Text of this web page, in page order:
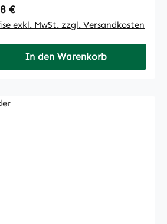
Preis:
€
exkl. MwSt. zzgl. Versandkosten
In den Warenkorb